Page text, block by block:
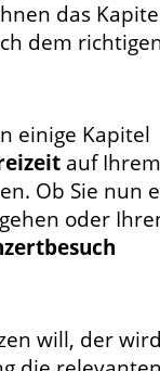
das
dem
einige Kapitel
auf Ihrem
Ob Sie nun
gehen oder
will, der wird